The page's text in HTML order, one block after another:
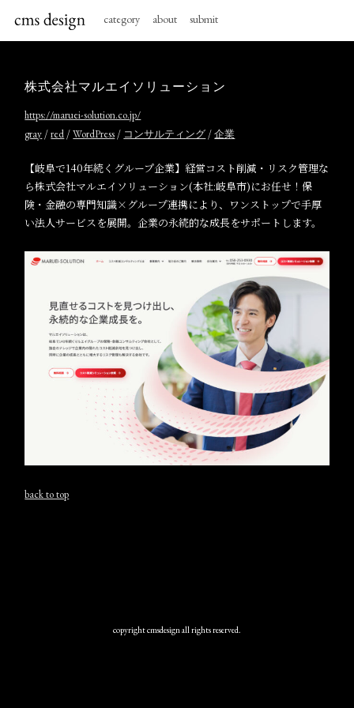
category about submit
株式会社マルエイソリューション
https://maruei-solution.co.jp/
gray /red /WordPress / コンサルティング /企業
【岐阜で140年続くグループ企業】経営コスト削減・リスク管理な
ら株式会社マルエイソリューション(本社:岐阜市)にお任せ！保
険・金融の専門知識×グループ連携により、ワンストップで手厚
い法人サービスを展開。企業の永続的な成長をサポートします。
back to top
copyright cmsdesign all rights reserved.